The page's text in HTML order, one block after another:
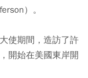
）。
使期間，造訪了許
開始在美國東岸開